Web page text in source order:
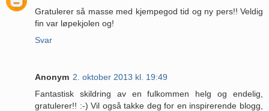
Gratulerer så masse med kjempegod tid og ny pers!! Veldig
fin var løpekjolen og!
Svar
Anonym 2. oktober 2013 kl. 19:49
Fantastisk skildring av en fulkommen helg og endelig,
gratulerer!! :-) Vil også takke deg for en inspirerende blogg,